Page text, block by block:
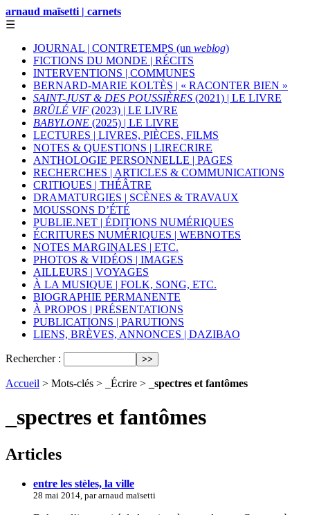
arnaud maïsetti | carnets
☰
JOURNAL | CONTRETEMPS (un weblog)
FICTIONS DU MONDE | RÉCITS
INTERVENTIONS | COMMUNES
BERNARD-MARIE KOLTÈS | « RACONTER BIEN »
SAINT-JUST & DES POUSSIÈRES (2021) | LE LIVRE
BRÛLÉ VIF (2023) | LE LIVRE
BABYLONE (2025) | LE LIVRE
LECTURES | LIVRES, PIÈCES, FILMS
NOTES & QUESTIONS | LIRECRIRE
ANTHOLOGIE PERSONNELLE | PAGES
RECHERCHES | ARTICLES & COMMUNICATIONS
CRITIQUES | THÉÂTRE
DRAMATURGIES | SCÈNES & TRAVAUX
MOUSSONS D’ÉTÉ
PUBLIE.NET | ÉDITIONS NUMÉRIQUES
ÉCRITURES NUMÉRIQUES | WEBNOTES
NOTES MARGINALES | ETC.
PHOTOS & VIDÉOS | IMAGES
AILLEURS | VOYAGES
À LA MUSIQUE | FOLK, SONG, ETC.
BIOGRAPHIE PERMANENTE
À PROPOS | PRÉSENTATIONS
PUBLICATIONS | PARUTIONS
LIENS, BRÈVES, ANNONCES | DAZIBAO
Rechercher :
Accueil > Mots-clés > _Écrire > _spectres et fantômes
_spectres et fantômes
Articles
entre les stèles, la ville
28 mai 2014, par arnaud maïsetti